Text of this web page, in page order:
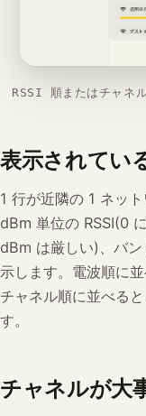
RSSI 順またはチャネ
表示されてい
1 行が近隣の 1 ネッ
dBm 単位の RSSI(0
dBm は厳しい)、バ
示します。電波順に
チャネル順に並べる
す。
チャネルが大